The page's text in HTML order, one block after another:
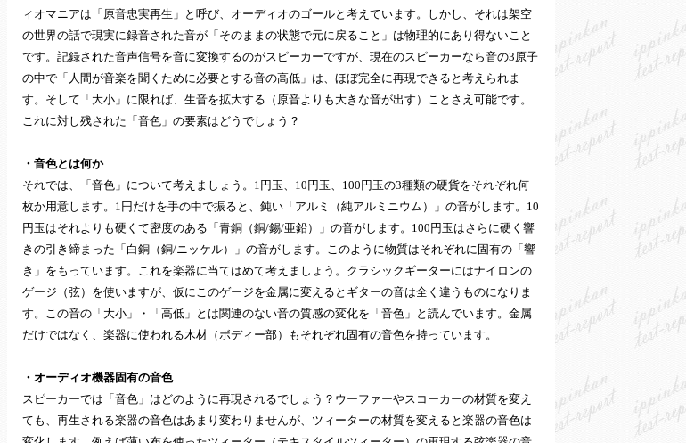
ィオマニアは「原音忠実再生」と呼び、オーディオのゴールと考えています。しかし、それは架空
の世界の話で現実に録音された音が「そのままの状態で元に戻ること」は物理的にあり得ないこと
です。記録された音声信号を音に変換するのがスピーカーですが、現在のスピーカーなら音の3原子
の中で「人間が音楽を聞くために必要とする音の高低」は、ほぼ完全に再現できると考えられま
す。そして「大小」に限れば、生音を拡大する（原音よりも大きな音が出す）ことさえ可能です。
これに対し残された「音色」の要素はどうでしょう？
・音色とは何か
それでは、「音色」について考えましょう。1円玉、10円玉、100円玉の3種類の硬貨をそれぞれ何
枚か用意します。1円だけを手の中で振ると、鈍い「アルミ（純アルミニウム）」の音がします。10
円玉はそれよりも硬くて密度のある「青銅（銅/錫/亜鉛）」の音がします。100円玉はさらに硬く響
きの引き締まった「白銅（銅/ニッケル）」の音がします。このように物質はそれぞれに固有の「響
き」をもっています。これを楽器に当てはめて考えましょう。クラシックギーターにはナイロンの
ゲージ（弦）を使いますが、仮にこのゲージを金属に変えるとギターの音は全く違うものになりま
す。この音の「大小」・「高低」とは関連のない音の質感の変化を「音色」と読んでいます。金属
だけではなく、楽器に使われる木材（ボディー部）もそれぞれ固有の音色を持っています。
・オーディオ機器固有の音色
スピーカーでは「音色」はどのように再現されるでしょう？ウーファーやスコーカーの材質を変え
ても、再生される楽器の音色はあまり変わりませんが、ツィーターの材質を変えると楽器の音色は